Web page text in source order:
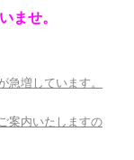
ませ。
急増しています。
案内いたしますの